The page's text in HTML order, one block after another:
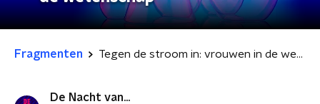
Fragmenten Tegen de stroom in: vrouwen in de wetenschap
De Nacht van...